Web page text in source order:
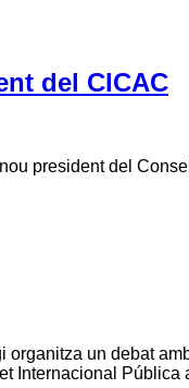
del CICAC
del Consell
un debat
Internacional